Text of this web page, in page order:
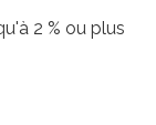
2 % ou plus